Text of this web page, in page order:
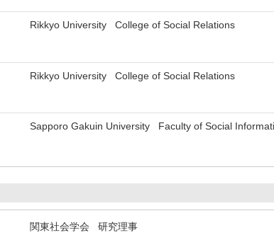
Rikkyo University College of Social Relations
Rikkyo University College of Social Relations
Sapporo Gakuin University Faculty of Social
関東社会学会 研究理事